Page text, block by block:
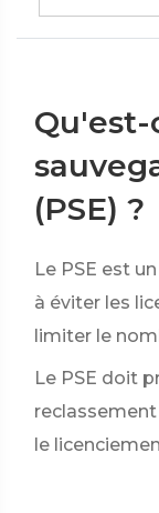
(PSE) ?
Le PSE est
à éviter les
limiter le
Le PSE doit
le